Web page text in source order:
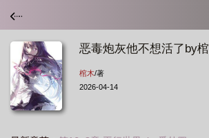
恶毒炮灰他不想活了by
棺木/著
2026-04-14